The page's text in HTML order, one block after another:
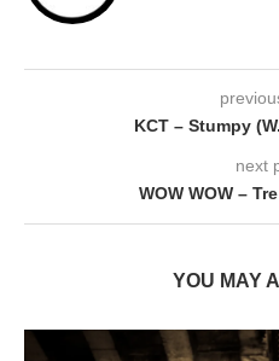
KCT – Stumpy
next
WOW WOW –
YOU MAY